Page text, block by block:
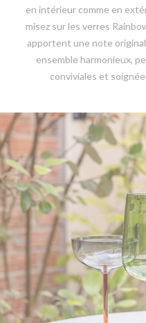
en intérieur comme en
misez sur les verres
apportent une note
ensemble harmonieux,
conviviales et